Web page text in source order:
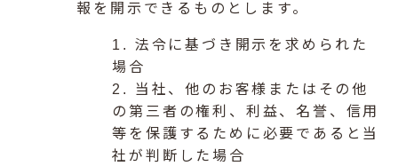
報を開示できるものとします。
1. 法令に基づき開示を求められた
場合
2. 当社、他のお客様またはその他
の第三者の権利、利益、名誉、信用
等を保護するために必要であると当
社が判断した場合